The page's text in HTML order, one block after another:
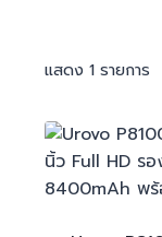
แสดง 1 รายการ